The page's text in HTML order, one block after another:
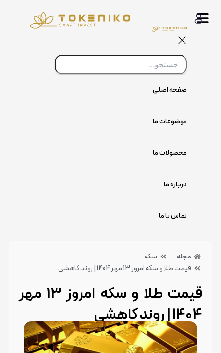
صفحه اصلی
موضوعات ما
محصولات ما
درباره ما
تماس با ما
مجله
سکه
قیمت طلا و سکه امروز 13 مهر 1404 | روند کاهشی
قیمت طلا و سکه امروز 13 مهر
1404 | روند کاهشی
13 مهر 1404 بدون دیدگاه دسته بندی:سکه